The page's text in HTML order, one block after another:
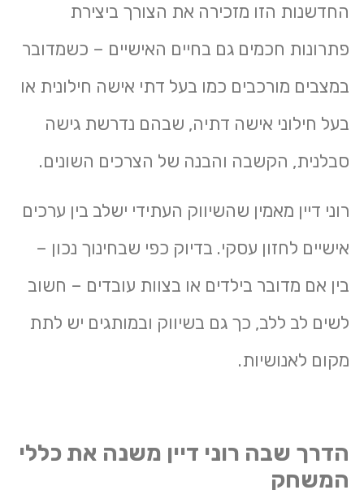
החדשנות הזו מזכירה את הצורך ביצירת
פתרונות חכמים גם בחיים האישיים – כשמדובר
במצבים מורכבים כמו בעל דתי אישה חילונית או
בעל חילוני אישה דתיה, שבהם נדרשת גישה
סבלנית, הקשבה והבנה של הצרכים השונים.
רוני דיין מאמין שהשיווק העתידי ישלב בין ערכים
אישיים לחזון עסקי. בדיוק כפי שבחינוך נכון –
בין אם מדובר בילדים או בצוות עובדים – חשוב
לשים לב ללב, כך גם בשיווק ובמותגים יש לתת
מקום לאנושיות.
הדרך שבה רוני דיין משנה את כללי
המשחק